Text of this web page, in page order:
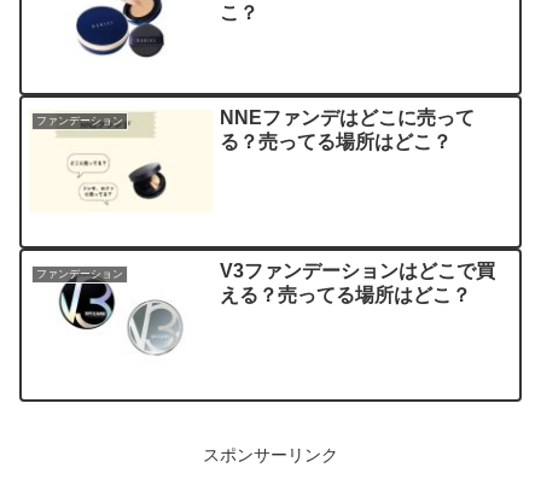
こ？
ファンデーション
NNEファンデはどこに売って
る？売ってる場所はどこ？
ファンデーション
V3ファンデーションはどこで買
える？売ってる場所はどこ？
スポンサーリンク